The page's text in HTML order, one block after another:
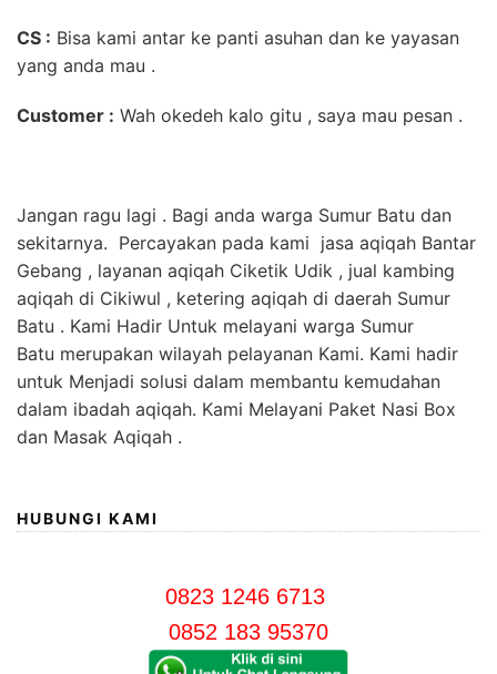
CS : Bisa kami antar ke panti asuhan dan ke yayasan
yang anda mau .
Customer : Wah okedeh kalo gitu , saya mau pesan .
Jangan ragu lagi . Bagi anda warga Sumur Batu dan
sekitarnya. Percayakan pada kami jasa aqiqah Bantar
Gebang , layanan aqiqah Ciketik Udik , jual kambing
aqiqah di Cikiwul , ketering aqiqah di daerah Sumur
Batu . Kami Hadir Untuk melayani warga Sumur
Batu merupakan wilayah pelayanan Kami. Kami hadir
untuk Menjadi solusi dalam membantu kemudahan
dalam ibadah aqiqah. Kami Melayani Paket Nasi Box
dan Masak Aqiqah .
HUBUNGI KAMI
0823 1246 6713
0852 183 95370